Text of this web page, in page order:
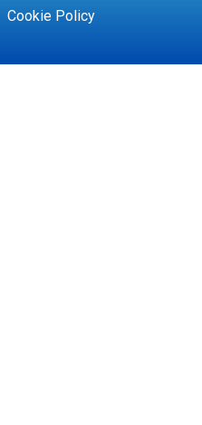
Cookie Policy